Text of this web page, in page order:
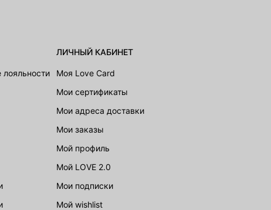
лояльности
ЛИЧНЫЙ КАБИНЕТ
Моя Love Card
Мои сертификаты
Мои адреса доставки
Мои заказы
Мой профиль
Мой LOVE 2.0
Мои подписки
Мой wishlist